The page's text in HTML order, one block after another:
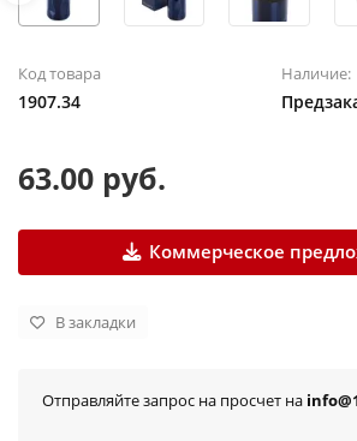
Код товара
1907.34
Наличие:
63.00 руб.
Коммерческое
В закладки
Отправляйте запрос на просчет на